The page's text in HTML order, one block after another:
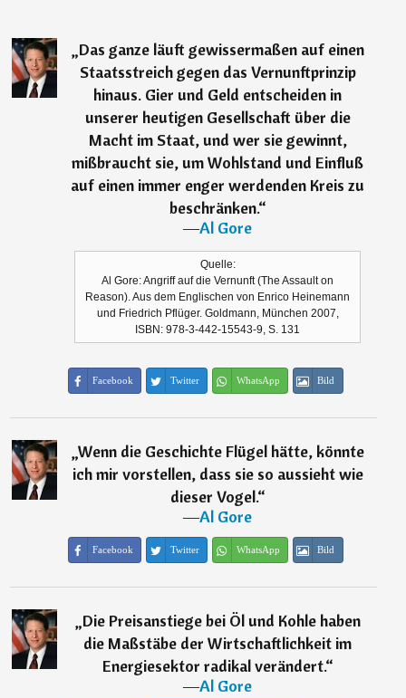
„Das ganze läuft gewissermaßen auf einen
Staatsstreich gegen das Vernunftprinzip
hinaus. Gier und Geld entscheiden in
unserer heutigen Gesellschaft über die
Macht im Staat, und wer sie gewinnt,
mißbraucht sie, um Wohlstand und Einfluß
auf einen immer enger werdenden Kreis zu
beschränken.“
―Al Gore
Quelle:
Al Gore: Angriff auf die Vernunft (The Assault on
Reason). Aus dem Englischen von Enrico Heinemann
und Friedrich Pflüger. Goldmann, München 2007,
ISBN: 978-3-442-15543-9, S. 131
Facebook Twitter WhatsApp Bild
„Wenn die Geschichte Flügel hätte, könnte
ich mir vorstellen, dass sie so aussieht wie
dieser Vogel.“
―Al Gore
Facebook Twitter WhatsApp Bild
„Die Preisanstiege bei Öl und Kohle haben
die Maßstäbe der Wirtschaftlichkeit im
Energiesektor radikal verändert.“
―Al Gore